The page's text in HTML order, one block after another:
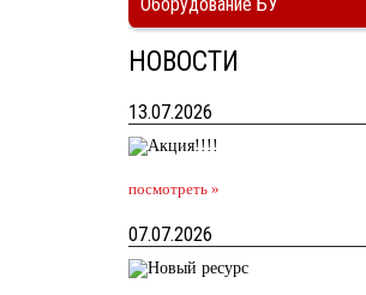
НОВОСТИ
13.07.2026
посмотреть »
07.07.2026